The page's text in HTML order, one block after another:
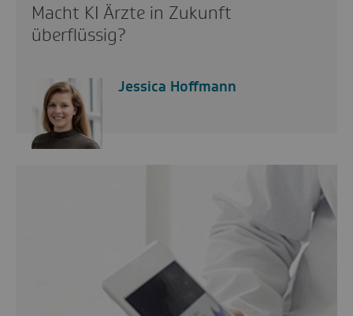
Macht KI Ärzte in Zukunft
überflüssig?
Jessica Hoffmann